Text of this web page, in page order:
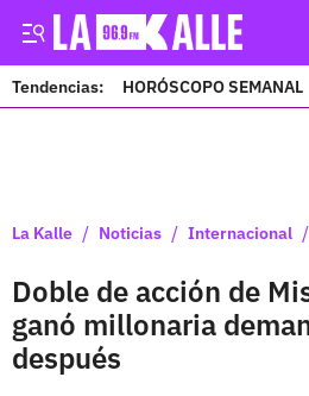
Tendencias: HORÓSCOPO SEMANAL
La Kalle / Noticias / Internacional /
Doble de acción de
ganó millonaria
después